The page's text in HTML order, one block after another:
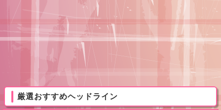
厳選おすすめヘッドライン